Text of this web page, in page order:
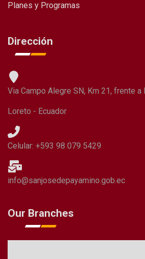
Planes y Programas
Dirección
Via Campo Alegre SN, Km 21, frente a
Loreto - Ecuador
Celular: +593 98 079 5429
info@sanjosedepayamino.gob.ec
Our Branches